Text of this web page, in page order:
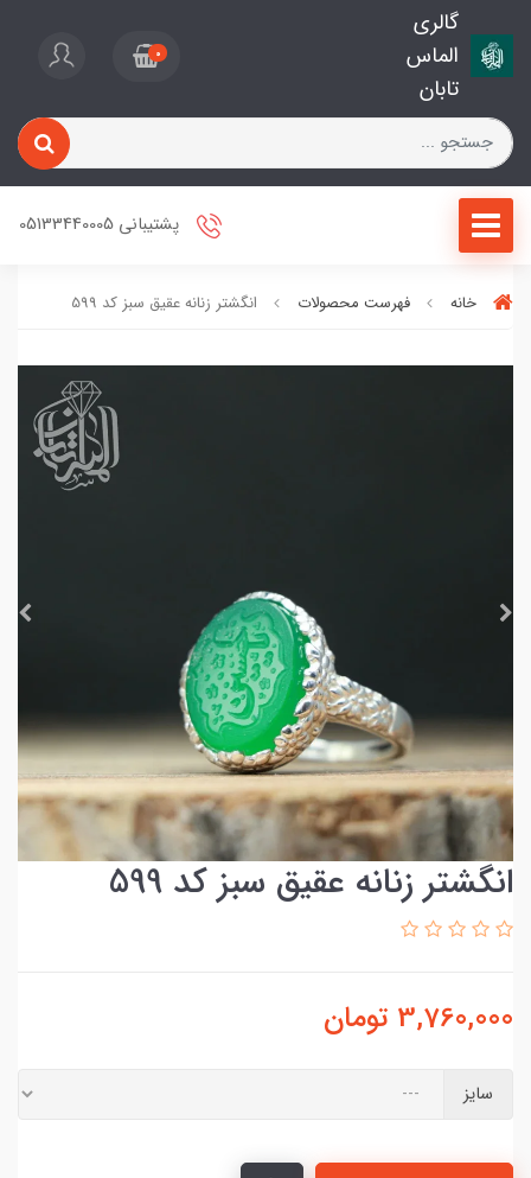
گالری
الماس
تابان
0
پشتیبانی 05133440005
خانه فهرست محصولات انگشتر زنانه عقیق سبز کد 599
انگشتر زنانه عقیق سبز کد 599
3,760,000 تومان
سایز